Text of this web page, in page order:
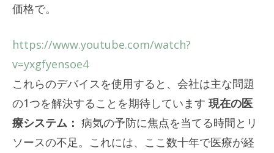
価格で。
https://www.youtube.com/watch?
v=yxgfyensoe4
これらのデバイスを使用すると、会社は主な問題
の1つを解決することを期待しています 現在の医
療システム： 病気の予防に焦点を当てる時間とリ
ソースの不足。これには、ここ数十年で医療が経